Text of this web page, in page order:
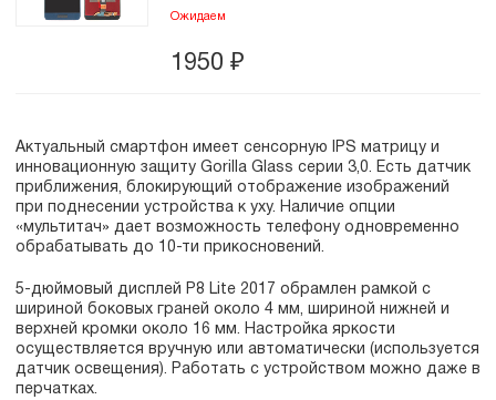
Ожидаем
1950 ₽
Актуальный смартфон имеет сенсорную IPS матрицу и
инновационную защиту Gorilla Glass серии 3,0. Есть датчик
приближения, блокирующий отображение изображений
при поднесении устройства к уху. Наличие опции
«мультитач» дает возможность телефону одновременно
обрабатывать до 10-ти прикосновений.
5-дюймовый дисплей P8 Lite 2017 обрамлен рамкой с
шириной боковых граней около 4 мм, шириной нижней и
верхней кромки около 16 мм. Настройка яркости
осуществляется вручную или автоматически (используется
датчик освещения). Работать с устройством можно даже в
перчатках.